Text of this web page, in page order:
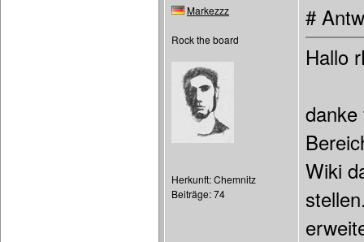
Markezzz
Rock the board
Herkunft: Chemnitz
Beiträge: 74
#
Hallo
danke
Wiki